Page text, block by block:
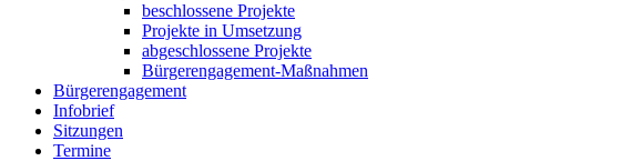
beschlossene Projekte
Projekte in Umsetzung
abgeschlossene Projekte
Bürgerengagement-Maßnahmen
Bürgerengagement
Infobrief
Sitzungen
Termine